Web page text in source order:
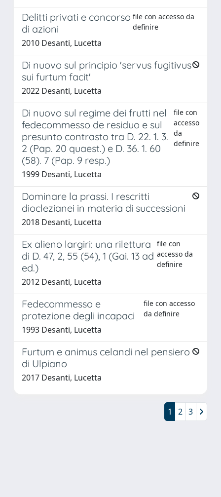
Delitti privati e concorso
di azioni
file con accesso da
definire
2010 Desanti, Lucetta
Di nuovo sul principio 'servus fugitivus
sui furtum facit'
2022 Desanti, Lucetta
Di nuovo sul regime dei frutti nel
fedecommesso de residuo e sul
presunto contrasto tra D. 22. 1. 3.
2 (Pap. 20 quaest.) e D. 36. 1. 60
(58). 7 (Pap. 9 resp.)
file con
accesso
da
definire
1999 Desanti, Lucetta
Dominare la prassi. I rescritti
dioclezianei in materia di successioni
2018 Desanti, Lucetta
Ex alieno largiri: una rilettura
di D. 47, 2, 55 (54), 1 (Gai. 13 ad
ed.)
file con
accesso da
definire
2012 Desanti, Lucetta
Fedecommesso e
protezione degli incapaci
file con accesso
da definire
1993 Desanti, Lucetta
Furtum e animus celandi nel pensiero
di Ulpiano
2017 Desanti, Lucetta
1 2 3